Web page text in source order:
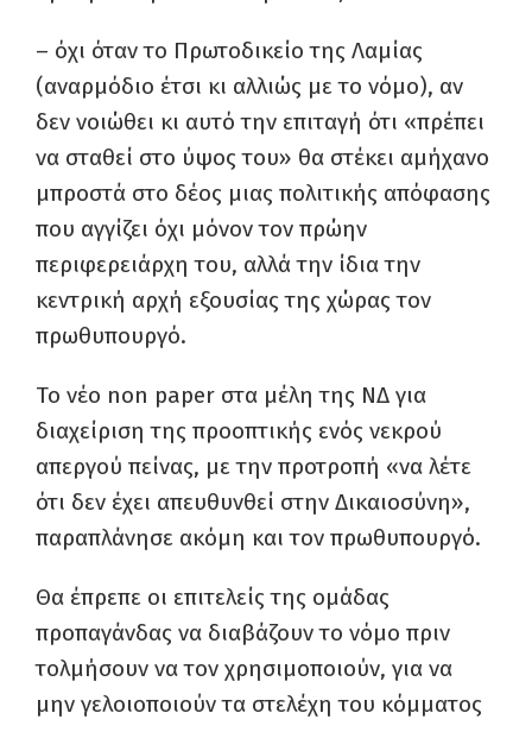
– όχι όταν το Πρωτοδικείο της Λαμίας
(αναρμόδιο έτσι κι αλλιώς με το νόμο), αν
δεν νοιώθει κι αυτό την επιταγή ότι «πρέπει
να σταθεί στο ύψος του» θα στέκει αμήχανο
μπροστά στο δέος μιας πολιτικής απόφασης
που αγγίζει όχι μόνον τον πρώην
περιφερειάρχη του, αλλά την ίδια την
κεντρική αρχή εξουσίας της χώρας τον
πρωθυπουργό.
Το νέο non paper στα μέλη της ΝΔ για
διαχείριση της προοπτικής ενός νεκρού
απεργού πείνας, με την προτροπή «να λέτε
ότι δεν έχει απευθυνθεί στην Δικαιοσύνη»,
παραπλάνησε ακόμη και τον πρωθυπουργό.
Θα έπρεπε οι επιτελείς της ομάδας
προπαγάνδας να διαβάζουν το νόμο πριν
τολμήσουν να τον χρησιμοποιούν, για να
μην γελοιοποιούν τα στελέχη του κόμματος